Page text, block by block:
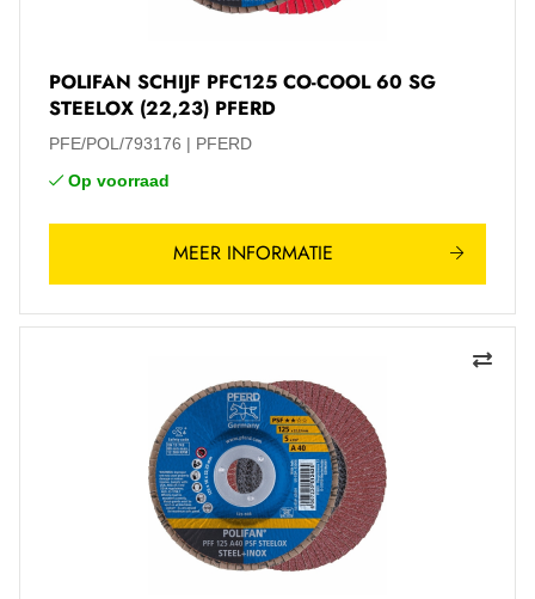
POLIFAN SCHIJF PFC125 CO-COOL 60 SG
STEELOX (22,23) PFERD
PFE/POL/793176
PFERD
Op voorraad
MEER INFORMATIE